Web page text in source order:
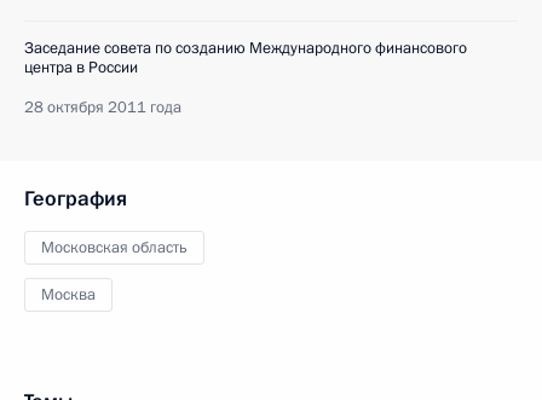
Заседание совета по созданию Международного финансового
центра в России
28 октября 2011 года
География
Московская область
Москва